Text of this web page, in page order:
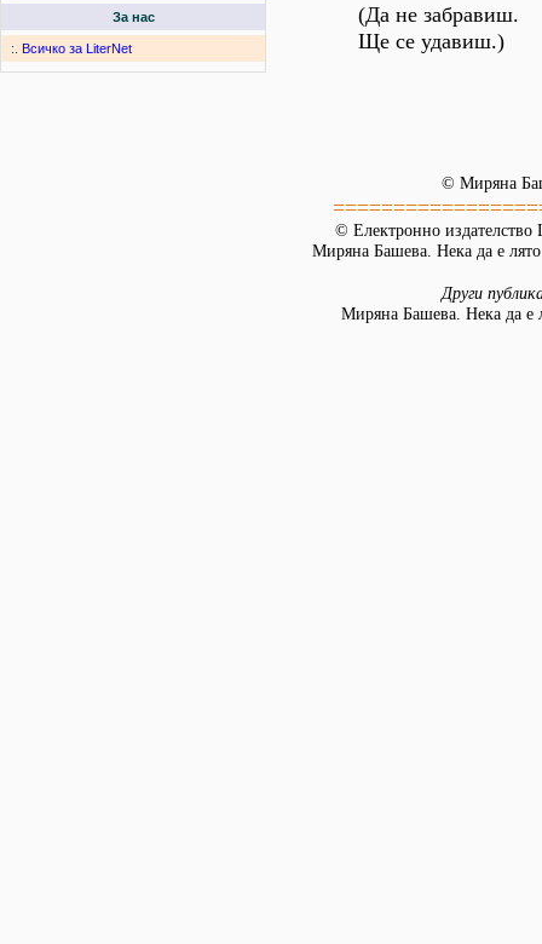
За нас
:. Всичко за LiterNet
(Да не забравиш.
Ще се удавиш.)
© Миряна
© Електронно издателство
Миряна Башева. Нека да е
Други
Миряна Башева. Нека да е